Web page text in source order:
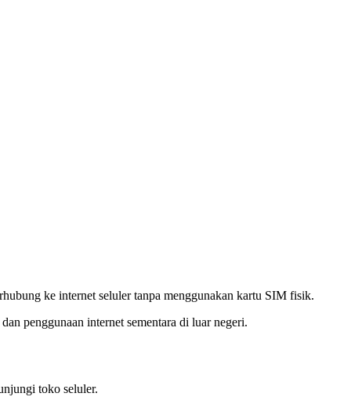
ke internet seluler tanpa menggunakan kartu SIM fisik.
penggunaan internet sementara di luar negeri.
toko seluler.